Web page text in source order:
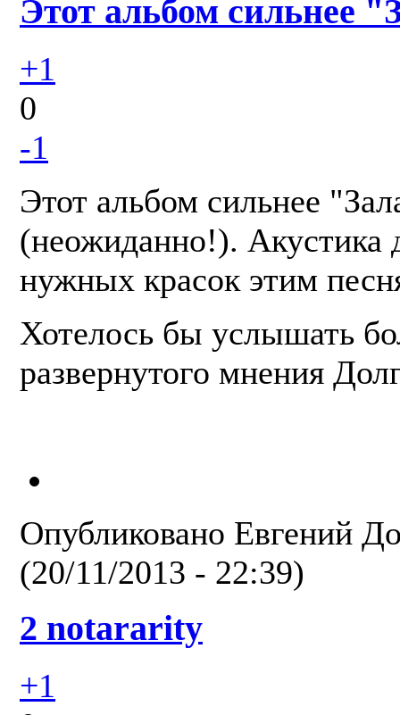
Этот альбом сильнее
+1
0
-1
Этот альбом сильнее
(неожиданно!). Акустика
нужных красок этим
Хотелось бы услышать
развернутого мнения
Опубликовано Евгений
(20/11/2013 - 22:39)
2 notararity
+1